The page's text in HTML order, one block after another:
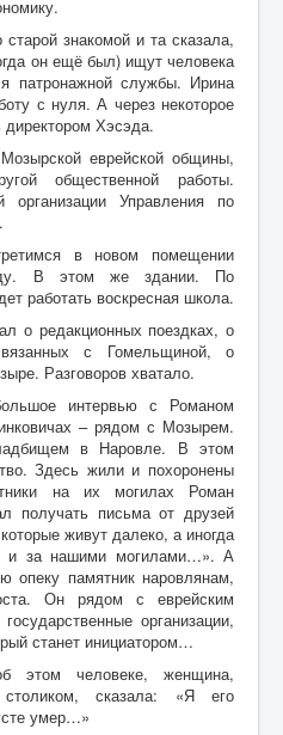
знакомой и та сказала,
он ещё был) ищут человека
патронажной службы. Ирина
с нуля. А через некоторое
Хэсэда.
еврейской общины,
общественной работы.
организации Управления по
в новом помещении
В этом же здании. По
работать воскресная школа.
о редакционных поездках, о
с Гомельщиной, о
Разговоров хватало.
интервью с Романом
– рядом с Мозырем.
в Наровле. В этом
Здесь жили и похоронены
на их могилах Роман
получать письма от друзей
живут далеко, а иногда
и за нашими могилами…». А
опеку памятник наровлянам,
Он рядом с еврейским
организации,
станет инициатором…
этом человеке, женщина,
сказала: «Я его
умер…»